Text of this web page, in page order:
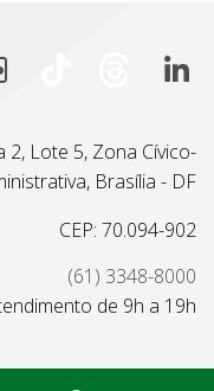
2, Lote 5, Zona Cívico-
Brasília - DF
CEP: 70.094-902
(61) 3348-8000
de 9h a 19h